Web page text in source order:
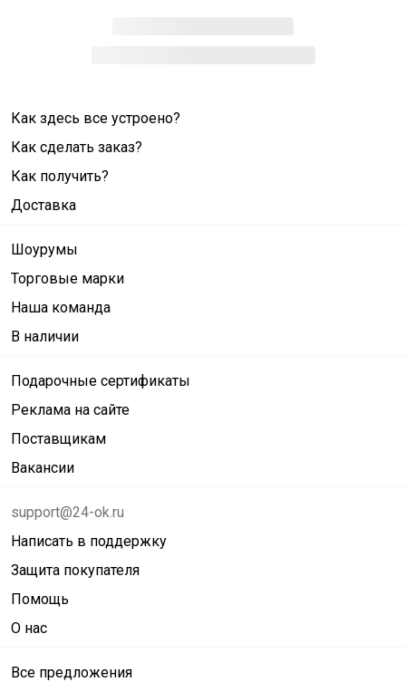
Как здесь все устроено?
Как сделать заказ?
Как получить?
Доставка
Шоурумы
Торговые марки
Наша команда
В наличии
Подарочные сертификаты
Реклама на сайте
Поставщикам
Вакансии
support@24-ok.ru
Написать в поддержку
Защита покупателя
Помощь
О нас
Все предложения